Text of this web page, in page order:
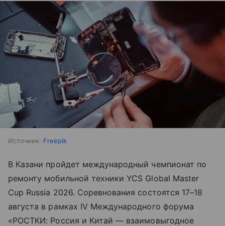
Источник: Freepik
В Казани пройдет международный чемпионат по
ремонту мобильной техники YCS Global Master
Cup Russia 2026. Соревнования состоятся 17–18
августа в рамках IV Международного форума
«РОСТКИ: Россия и Китай — взаимовыгодное